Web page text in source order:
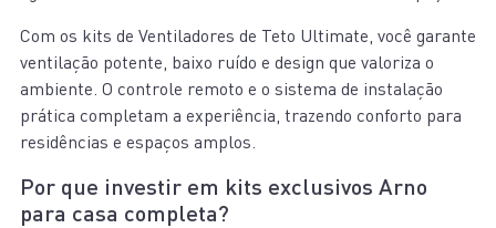
Com os kits de Ventiladores de Teto Ultimate, você garante
ventilação potente, baixo ruído e design que valoriza o
ambiente. O controle remoto e o sistema de instalação
prática completam a experiência, trazendo conforto para
residências e espaços amplos.
Por que investir em kits exclusivos Arno
para casa completa?